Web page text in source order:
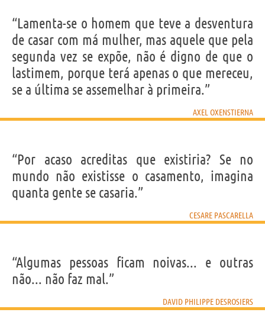
“Lamenta-se o homem que teve a desventura
de casar com má mulher, mas aquele que pela
segunda vez se expõe, não é digno de que o
lastimem, porque terá apenas o que mereceu,
se a última se assemelhar à primeira.”
AXEL OXENSTIERNA
“Por acaso acreditas que existiria? Se no
mundo não existisse o casamento, imagina
quanta gente se casaria.”
CESARE PASCARELLA
“Algumas pessoas ficam noivas... e outras
não... não faz mal.”
DAVID PHILIPPE DESROSIERS